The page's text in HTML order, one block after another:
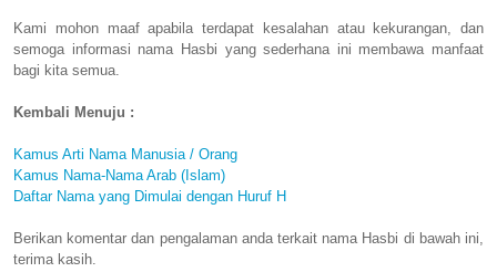
Kami mohon maaf apabila terdapat kesalahan atau kekurangan, dan
semoga informasi nama Hasbi yang sederhana ini membawa manfaat
bagi kita semua.
Kembali Menuju :
Kamus Arti Nama Manusia / Orang
Kamus Nama-Nama Arab (Islam)
Daftar Nama yang Dimulai dengan Huruf H
Berikan komentar dan pengalaman anda terkait nama Hasbi di bawah ini,
terima kasih.